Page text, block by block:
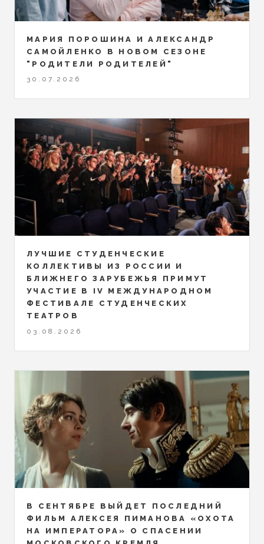
МАРИЯ ПОРОШИНА И АЛЕКСАНДР
САМОЙЛЕНКО В НОВОМ СЕЗОНЕ
"РОДИТЕЛИ РОДИТЕЛЕЙ"
30.07.2026
ЛУЧШИЕ СТУДЕНЧЕСКИЕ
КОЛЛЕКТИВЫ ИЗ РОССИИ И
БЛИЖНЕГО ЗАРУБЕЖЬЯ ПРИМУТ
УЧАСТИЕ В IV МЕЖДУНАРОДНОМ
ФЕСТИВАЛЕ СТУДЕНЧЕСКИХ
ТЕАТРОВ
03.08.2026
В СЕНТЯБРЕ ВЫЙДЕТ ПОСЛЕДНИЙ
ФИЛЬМ АЛЕКСЕЯ ПИМАНОВА «ОХОТА
НА ИМПЕРАТОРА» О СПАСЕНИИ